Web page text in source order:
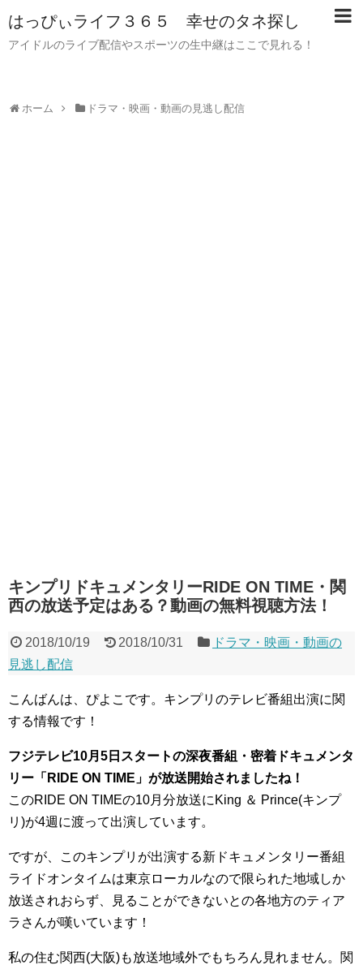
はっぴぃライフ３６５ 幸せのタネ探し
アイドルのライブ配信やスポーツの生中継はここで見れる！
ホーム ドラマ・映画・動画の見逃し配信
キンプリドキュメンタリーRIDE ON TIME・関
西の放送予定はある？動画の無料視聴方法！
2018/10/19 2018/10/31
ドラマ・映画・動画の
見逃し配信
こんばんは、ぴよこです。キンプリのテレビ番組出演に関
する情報です！
フジテレビ10月5日スタートの深夜番組・密着ドキュメンタ
リー「RIDE ON TIME」が放送開始されましたね！
このRIDE ON TIMEの10月分放送にKing ＆ Prince(キンプ
リ)が4週に渡って出演しています。
ですが、このキンプリが出演する新ドキュメンタリー番組
ライドオンタイムは東京ローカルなので限られた地域しか
放送されおらず、見ることができないとの各地方のティア
ラさんが嘆いています！
私の住む関西(大阪)も放送地域外でもちろん見れません。関